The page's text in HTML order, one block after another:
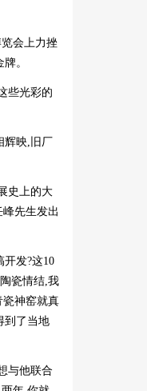
会上力挫
。
些光彩的
辉映,旧厂
史上的大
先生发出
发?这10
瓷情结,我
瓷神窑就真
到了当地
与他联合